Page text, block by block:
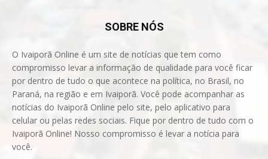
SOBRE NÓS
O Ivaiporã Online é um site de notícias que tem como
compromisso levar a informação de qualidade para você ficar
por dentro de tudo o que acontece na política, no Brasil, no
Paraná, na região e em Ivaiporã. Você pode acompanhar as
notícias do Ivaiporã Online pelo site, pelo aplicativo para
celular ou pelas redes sociais. Fique por dentro de tudo com o
Ivaiporã Online! Nosso compromisso é levar a notícia para
você.